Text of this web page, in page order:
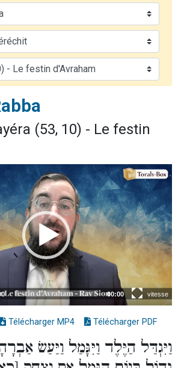
3 personnes viennent de nous rejoindre sur WhatsApp
11 personnes viennent de demander une bénédiction
Il reste 49 places pour étudier en groupe sur Zoom
3 personnes viennent de faire un don pour Diane, 80 ans, dans un appartement insalubre
5 personnes viennent de faire un don pour Reloger Rivka, 6 enfants, victime de violences...
(53, 10) - Le festin
Télécharger MP4 Télécharger PDF
וַיִּגְדַּל הַיֶּלֶד וַיִּגָּמַל וַיַּעַשׂ